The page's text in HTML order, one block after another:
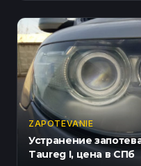
ZAPOTEVANIE
Устранение
Taureg I, цена в СПб